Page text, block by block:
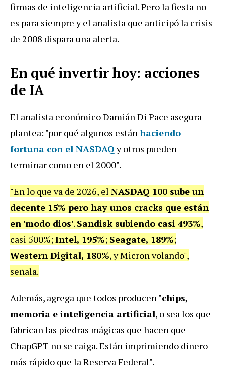
firmas de inteligencia artificial. Pero la fiesta no
es para siempre y el analista que anticipó la crisis
de 2008 dispara una alerta.
En qué invertir hoy: acciones
de IA
El analista económico Damián Di Pace asegura
plantea: "por qué algunos estánhaciendo
fortuna con el NASDAQy otros pueden
terminar como en el 2000".
"En lo que va de 2026, el NASDAQ 100 sube un
decente 15% pero hay unos cracks que están
en 'modo dios'. Sandisk subiendo casi 493%,
casi 500%;Intel, 195%; Seagate, 189%;
Western Digital, 180%, y Micron volando",
señala.
Además, agrega que todos producen "chips,
memoria e inteligencia artificial, o sea los que
fabrican las piedras mágicas que hacen que
ChapGPT no se caiga.Están imprimiendo dinero
más rápido que laReserva Federal".